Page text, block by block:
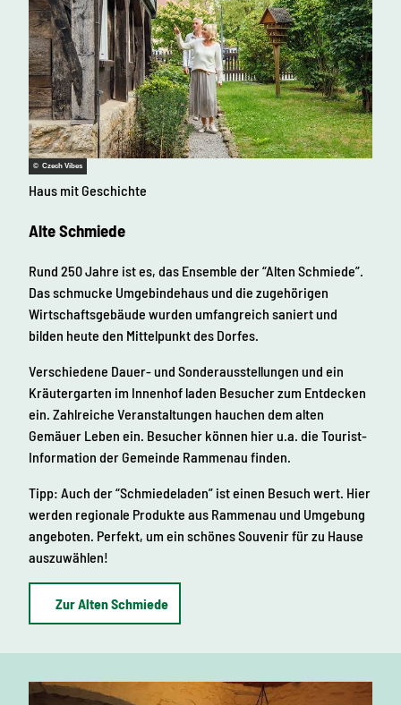
© Czech Vibes
Haus mit Geschichte
Alte Schmiede
Rund 250 Jahre ist es, das Ensemble der “Alten Schmiede”.
Das schmucke Umgebindehaus und die zugehörigen
Wirtschaftsgebäude wurden umfangreich saniert und
bilden heute den Mittelpunkt des Dorfes.
Verschiedene Dauer- und Sonderausstellungen und ein
Kräutergarten im Innenhof laden Besucher zum Entdecken
ein. Zahlreiche Veranstaltungen hauchen dem alten
Gemäuer Leben ein. Besucher können hier u.a. die Tourist-
Information der Gemeinde Rammenau finden.
Tipp: Auch der “Schmiedeladen” ist einen Besuch wert. Hier
werden regionale Produkte aus Rammenau und Umgebung
angeboten. Perfekt, um ein schönes Souvenir für zu Hause
auszuwählen!
Zur Alten Schmiede